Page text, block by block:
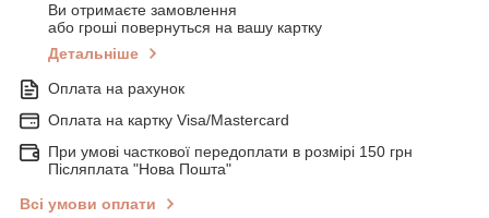
Ви отримаєте замовлення
або гроші повернуться на вашу картку
Детальніше
Оплата на рахунок
Оплата на картку Visa/Mastercard
При умові часткової передоплати в розмірі 150 грн
Післяплата "Нова Пошта"
Всі умови оплати